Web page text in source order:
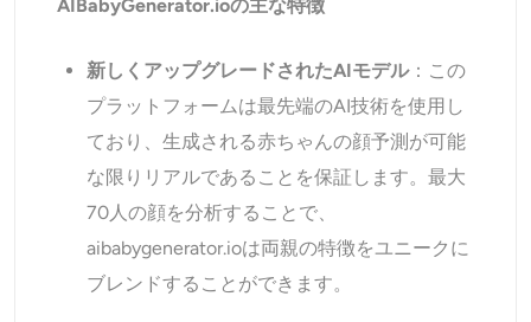
AIBabyGenerator.ioの主な特徴
新しくアップグレードされたAIモデル：この
プラットフォームは最先端のAI技術を使用し
ており、生成される赤ちゃんの顔予測が可能
な限りリアルであることを保証します。最大
70人の顔を分析することで、
aibabygenerator.ioは両親の特徴をユニークに
ブレンドすることができます。